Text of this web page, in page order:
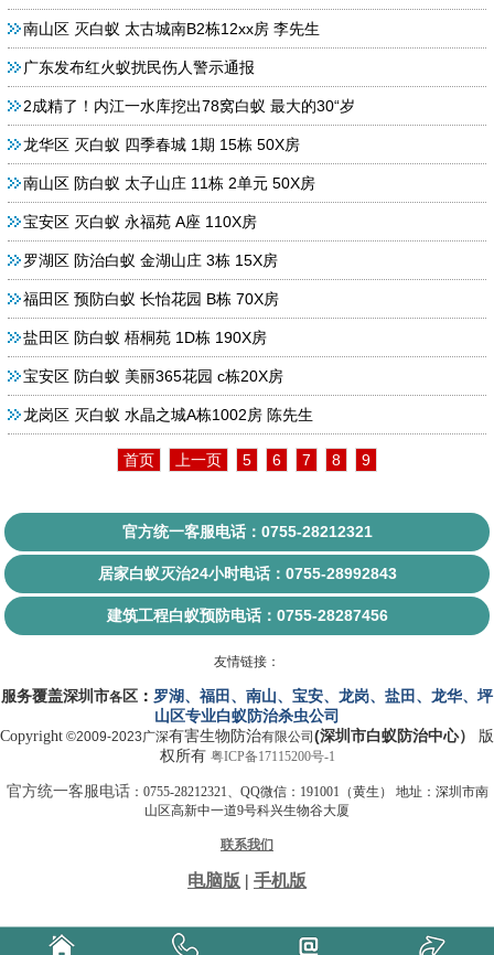
南山区 灭白蚁 太古城南B2栋12xx房 李先生
广东发布红火蚁扰民伤人警示通报
2成精了！内江一水库挖出78窝白蚁 最大的30“岁
龙华区 ​灭白蚁 四季春城 1期 15栋 50X房
南山区 防白蚁 太子山庄 11栋 2单元 50X房
宝安区 灭白蚁 永福苑 A座 110X房
罗湖区 防治白蚁 金湖山庄 3栋 15X房
福田区 预防白蚁 长怡花园 B栋 70X房
盐田区 防白蚁 梧桐苑 1D栋 190X房
宝安区 防白蚁 美丽365花园 c栋20X房
龙岗区 灭白蚁 水晶之城A栋1002房 陈先生
首页 上一页 5 6 7 8 9
官方统一客服电话：0755-28212321
居家白蚁灭治24小时电话：0755-28992843
建筑工程白蚁预防电话：0755-28287456
友情链接：
服务覆盖深圳市各区 ： 罗湖 、 福田 、 南山、 宝安、 龙岗、 盐田 、 龙华、 坪
山 区专业白蚁防治杀虫公司
Copyright ©2009-2023广深有害生物 防治有限公司 (深圳市白蚁防治中心）
版
权所有 粤ICP备17115200号-1
官方统一客服电话：0755-28212321、QQ微信：191001（黄生） 地址：深圳市南
山区高新中一道9号科兴生物谷大厦
联系我们
电脑版 | 手机版